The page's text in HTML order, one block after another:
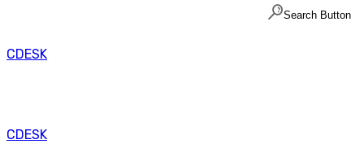
CDESK
CDESK
Search Button